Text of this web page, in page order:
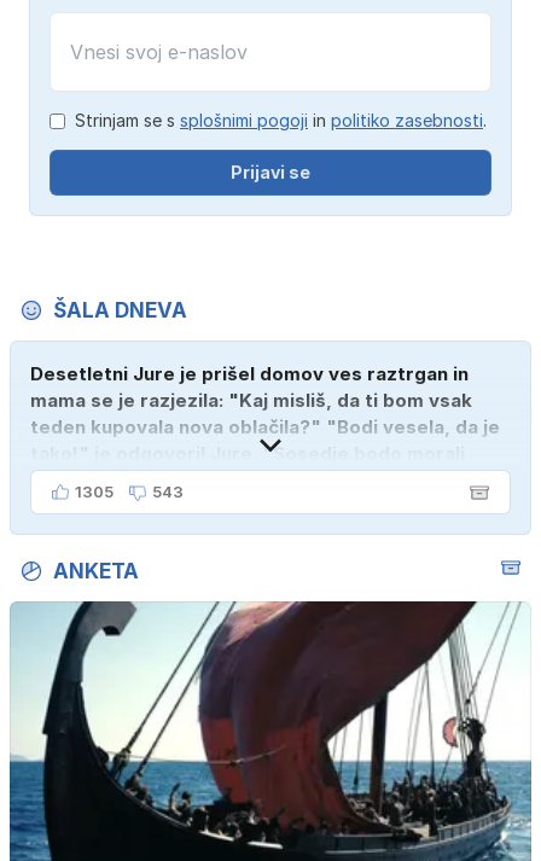
Strinjam se s splošnimi pogoji in politiko zasebnosti.
Prijavi se
ŠALA DNEVA
Desetletni Jure je prišel domov ves raztrgan in
mama se je razjezila: "Kaj misliš, da ti bom vsak
teden kupovala nova oblačila?" "Bodi vesela, da je
tako!" je odgovoril Jure. "Sosedje bodo morali
kupiti novega sina, tako sem ga prebutal!"
1305 543
ANKETA